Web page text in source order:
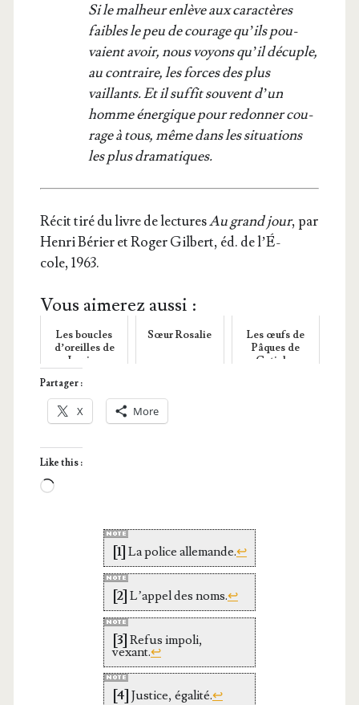
Si le mal­heur enlève aux carac­tères
faibles le peu de cou­rage qu’ils pou­
vaient avoir, nous voyons qu’il décuple,
au contraire, les forces des plus
vaillants. Et il suf­fit sou­vent d’un
homme éner­gique pour redon­ner cou­
rage à tous, même dans les situa­tions
les plus dramatiques.
Récit tiré du livre de lec­turesAu grand jour, par
Hen­ri Bérier et Roger Gil­bert, éd. de l’É­
cole, 1963.
Vous aimerez aussi :
Les boucles
d’oreilles de
Louise
Sœur Rosalie
Les œufs de
Pâques de
Catiche
Partager :
X More
Like this :
Loa­
[1] La police alle­mande.↩
[2] L’ap­pel des noms.↩
[3] Refus impo­li,
vexant.↩
[4] Jus­tice, éga­li­té.↩